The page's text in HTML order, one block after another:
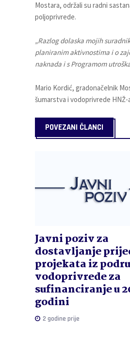
Mostara, održali su radni
poljoprivrede.
„Razlog dolaska mojih
planiranim aktivnostima i o
naknada i s Programom
Mario Kordić, gradonačelnik
šumarstva i vodoprivrede
POVEZANI ČLANCI
Javni poziv za
dostavljanje
projekata iz
vodoprivrede za
sufinanciranje u
godini
2 godine prije